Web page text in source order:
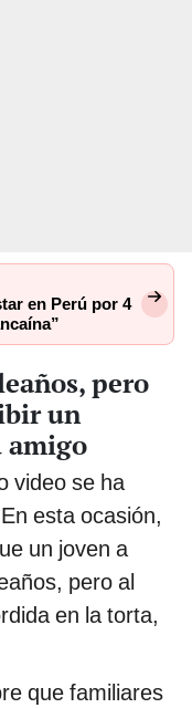
en Perú por 4
pero
un
amigo
video se ha
esta ocasión,
un joven a
pero al
en la torta,
que familiares